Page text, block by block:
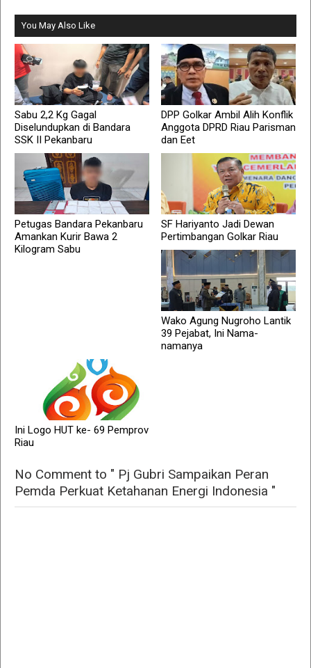
You May Also Like
Sabu 2,2 Kg Gagal
Diselundupkan di Bandara
SSK II Pekanbaru
DPP Golkar Ambil Alih Konflik
Anggota DPRD Riau Parisman
dan Eet
Petugas Bandara Pekanbaru
Amankan Kurir Bawa 2
Kilogram Sabu
SF Hariyanto Jadi Dewan
Pertimbangan Golkar Riau
Wako Agung Nugroho Lantik
39 Pejabat, Ini Nama-
namanya
Ini Logo HUT ke- 69 Pemprov
Riau
No Comment to " Pj Gubri Sampaikan Peran
Pemda Perkuat Ketahanan Energi Indonesia "